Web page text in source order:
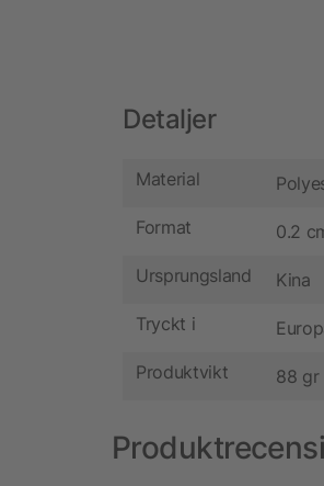
Detaljer
Material
Format 0.2
Ursprungsland Kina
Tryckt i
Produktvikt 88 gr